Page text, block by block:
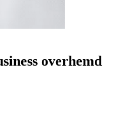
overhemd